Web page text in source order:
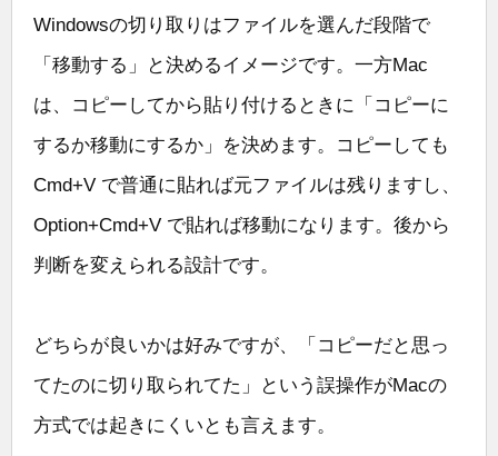
Windowsの切り取りはファイルを選んだ段階で
「移動する」と決めるイメージです。一方Mac
は、コピーしてから貼り付けるときに「コピーに
するか移動にするか」を決めます。コピーしても
Cmd+V で普通に貼れば元ファイルは残りますし、
Option+Cmd+V で貼れば移動になります。後から
判断を変えられる設計です。
どちらが良いかは好みですが、「コピーだと思っ
てたのに切り取られてた」という誤操作がMacの
方式では起きにくいとも言えます。